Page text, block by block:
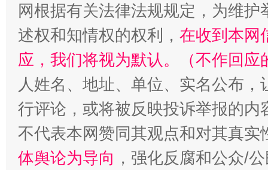
招工难、用工荒背后
网根据有关法律法规规定，为维
述权和知情权的权利， 在收到本网
应，我们将视为默认。（不作回应
人姓名、地址、单位、实名公布
行评论，或将被反映投诉举报的
不代表本网赞同其观点和对其真实
体舆论为导向 ，强化反腐和公众/